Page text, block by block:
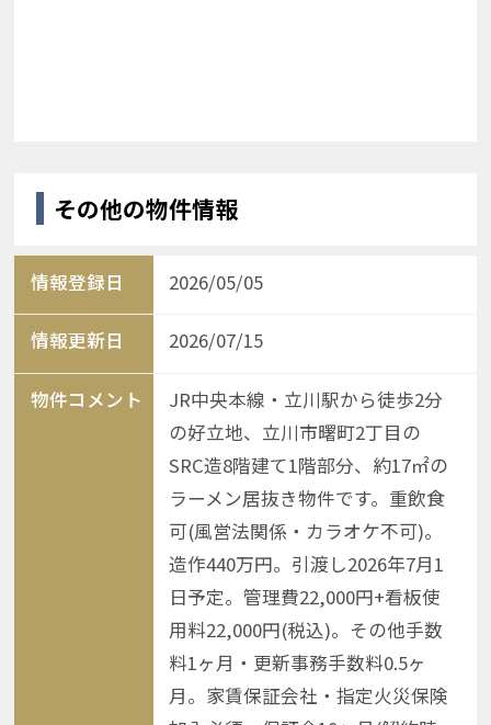
その他の物件情報
情報登録日 2026/05/05
情報更新日 2026/07/15
物件コメント
JR中央本線・立川駅から徒歩2分
の好立地、立川市曙町2丁目の
SRC造8階建て1階部分、約17㎡の
ラーメン居抜き物件です。重飲食
可(風営法関係・カラオケ不可)。
造作440万円。引渡し2026年7月1
日予定。管理費22,000円+看板使
用料22,000円(税込)。その他手数
料1ヶ月・更新事務手数料0.5ヶ
月。家賃保証会社・指定火災保険